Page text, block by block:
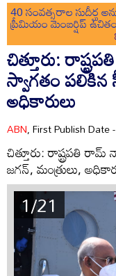
40 సంవత్సరాల సుదీర్ఘ
ప్రీమియం మెంబర్షిప్
చిత్తూరు:
స్వాగతం పలికిన
అధికారులు
ABN, First Publish Date
చిత్తూరు: రాష్ట్రపతి
జగన్, మంత్రులు,
1/21